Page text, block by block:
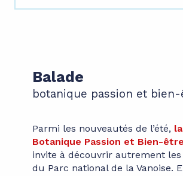
Balade
botanique passion et
Parmi les nouveautés de l’été,
Botanique Passion et Bien-
invite à découvrir autrement les
du Parc national de la Vanoise.